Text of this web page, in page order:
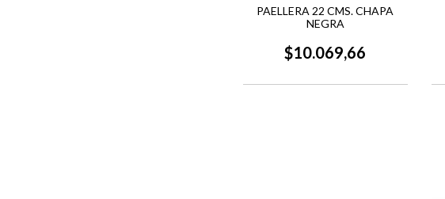
PAELLERA 22 CMS. CHAPA
NEGRA
$10.069,66